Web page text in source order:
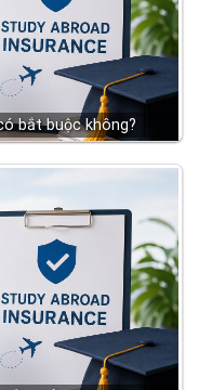
bắt buộc không?